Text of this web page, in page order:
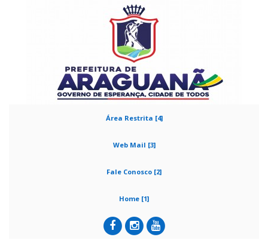
Área Restrita [4]
Web Mail [3]
Fale Conosco [2]
Home [1]